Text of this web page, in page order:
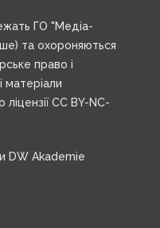
ГО "Медіа-
та охороняються
право і
матеріали
CC BY-NC-
DW Akademie